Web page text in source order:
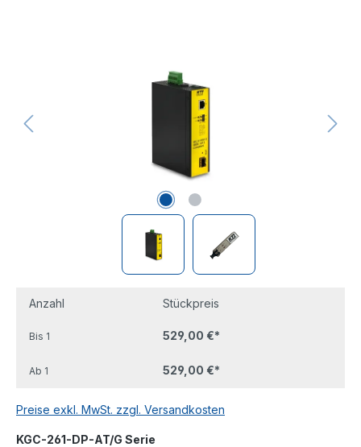
Anzahl Stückpreis
Bis 1 529,00 €*
Ab 1 529,00 €*
Preise exkl. MwSt. zzgl. Versandkosten
KGC-261-DP-AT/G Serie